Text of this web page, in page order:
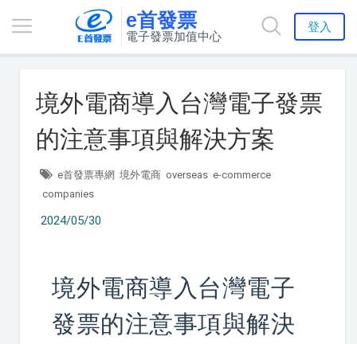
e首發票
電子發票加值中心
登入
境外電商導入台灣電子發票
的注意事項與解決方案
e首發票專網 境外電商 overseas e-commerce
companies
2024/05/30
境外電商導入台灣電子
發票的注意事項與解決